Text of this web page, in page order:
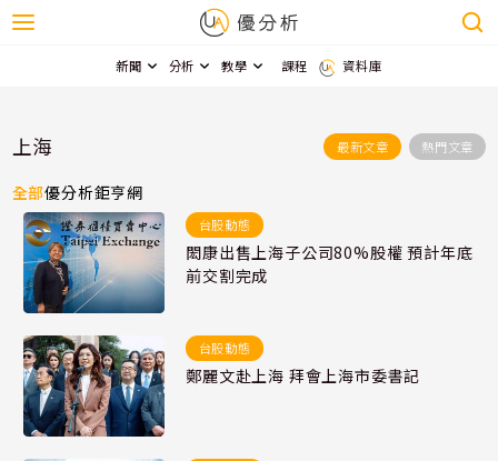
新聞 分析 教學 課程 資料庫
上海 最新文章 熱門文章
全部優分析鉅亨網
台股動態
閎康出售上海子公司80%股權 預計年底
前交割完成
台股動態
鄭麗文赴上海 拜會上海市委書記